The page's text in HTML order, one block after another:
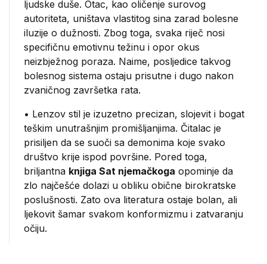
ljudske duše. Otac, kao oličenje surovog
autoriteta, uništava vlastitog sina zarad bolesne
iluzije o dužnosti. Zbog toga, svaka riječ nosi
specifičnu emotivnu težinu i opor okus
neizbježnog poraza. Naime, posljedice takvog
bolesnog sistema ostaju prisutne i dugo nakon
zvaničnog završetka rata.
• Lenzov stil je izuzetno precizan, slojevit i bogat
teškim unutrašnjim promišljanjima. Čitalac je
prisiljen da se suoči sa demonima koje svako
društvo krije ispod površine. Pored toga,
briljantna knjiga Sat njemačkoga opominje da
zlo najčešće dolazi u obliku obične birokratske
poslušnosti. Zato ova literatura ostaje bolan, ali
ljekovit šamar svakom konformizmu i zatvaranju
očiju.